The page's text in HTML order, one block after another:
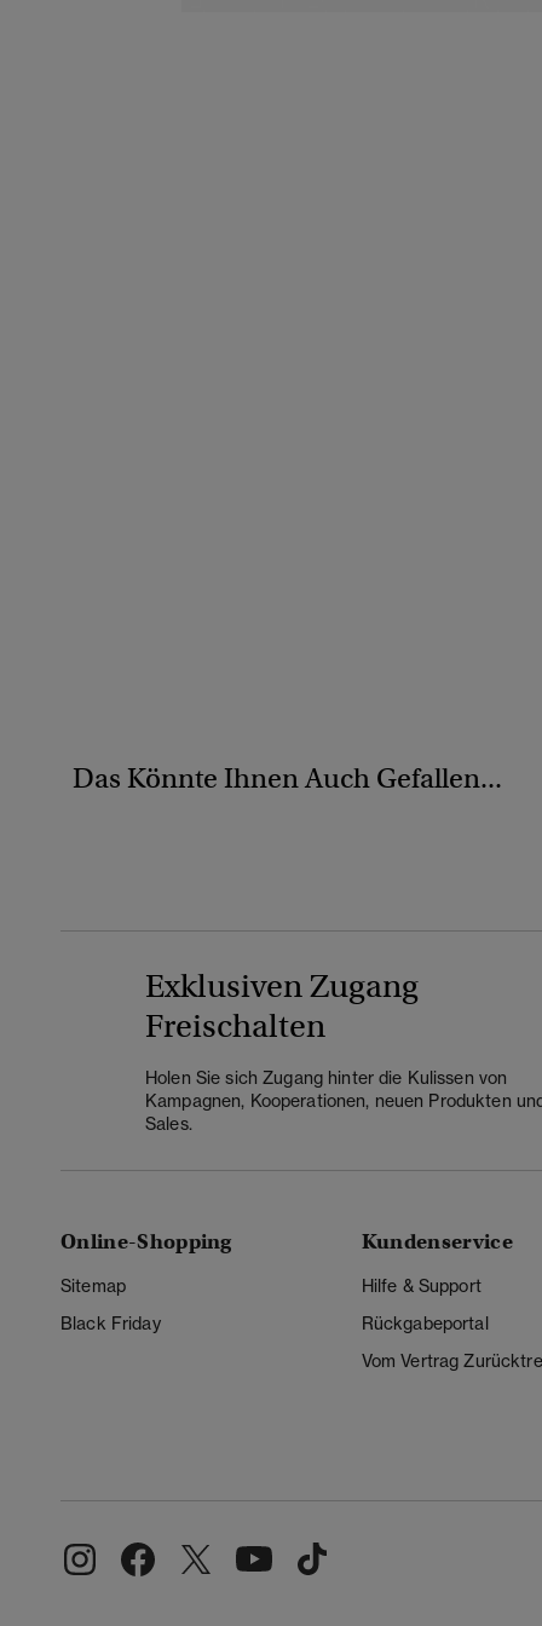
Das Könnte Ihnen Auch Gefallen...
Exklusiven Zugang
Freischalten
Holen Sie sich Zugang hinter die Kulissen von
Kampagnen, Kooperationen, neuen Produkten
Sales.
Online-Shopping
Sitemap
Black Friday
Kundenservice
Hilfe & Support
Rückgabeportal
Vom Vertrag